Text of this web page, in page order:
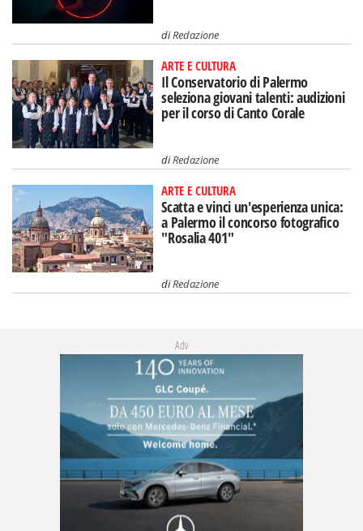
diRedazione
ARTE E CULTURA
Il Conservatorio di Palermo
seleziona giovani talenti: audizioni
per il corso di Canto Corale
diRedazione
ARTE E CULTURA
Scatta e vinci un'esperienza unica:
a Palermo il concorso fotografico
"Rosalia 401"
diRedazione
Adv